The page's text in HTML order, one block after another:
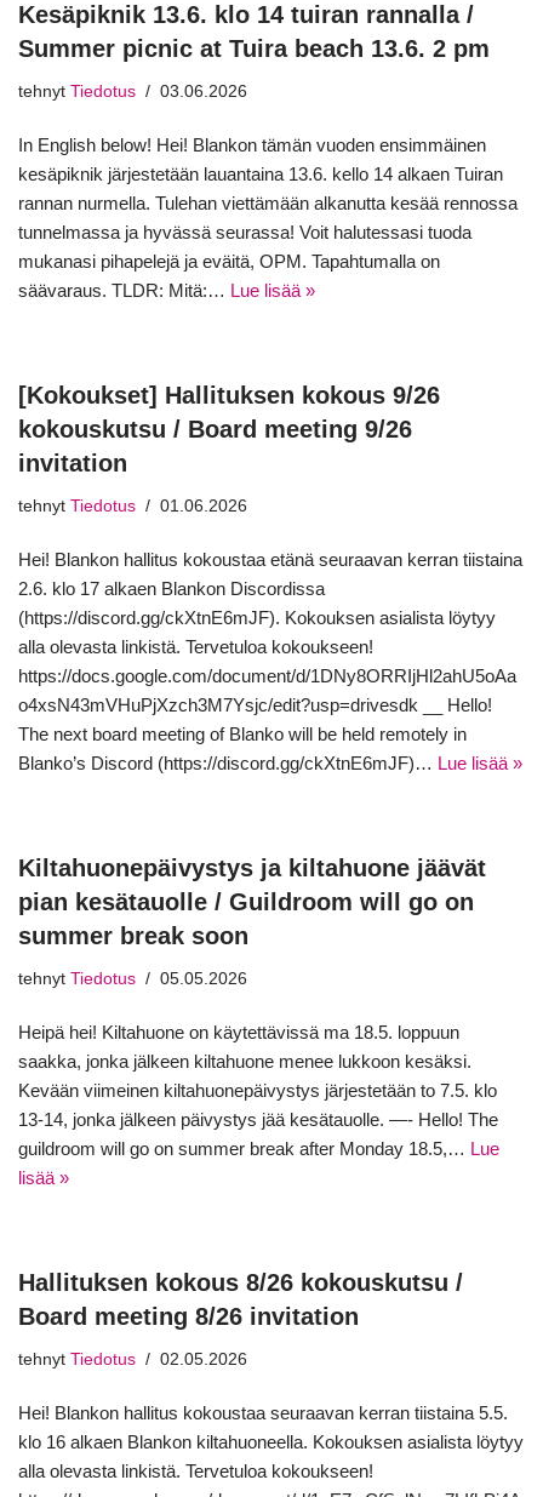
Kesäpiknik 13.6. klo 14 tuiran rannalla /
Summer picnic at Tuira beach 13.6. 2 pm
tehnyt Tiedotus 03.06.2026
In English below! Hei! Blankon tämän vuoden ensimmäinen
kesäpiknik järjestetään lauantaina 13.6. kello 14 alkaen Tuiran
rannan nurmella. Tulehan viettämään alkanutta kesää rennossa
tunnelmassa ja hyvässä seurassa! Voit halutessasi tuoda
mukanasi pihapelejä ja eväitä, OPM. Tapahtumalla on
säävaraus. TLDR: Mitä:… Lue lisää »
[Kokoukset] Hallituksen kokous 9/26
kokouskutsu / Board meeting 9/26
invitation
tehnyt Tiedotus 01.06.2026
Hei! Blankon hallitus kokoustaa etänä seuraavan kerran tiistaina
2.6. klo 17 alkaen Blankon Discordissa
(https://discord.gg/ckXtnE6mJF). Kokouksen asialista löytyy
alla olevasta linkistä. Tervetuloa kokoukseen!
https://docs.google.com/document/d/1DNy8ORRIjHl2ahU5oAa
o4xsN43mVHuPjXzch3M7Ysjc/edit?usp=drivesdk __ Hello!
The next board meeting of Blanko will be held remotely in
Blanko’s Discord (https://discord.gg/ckXtnE6mJF)… Lue lisää »
Kiltahuonepäivystys ja kiltahuone jäävät
pian kesätauolle / Guildroom will go on
summer break soon
tehnyt Tiedotus 05.05.2026
Heipä hei! Kiltahuone on käytettävissä ma 18.5. loppuun
saakka, jonka jälkeen kiltahuone menee lukkoon kesäksi.
Kevään viimeinen kiltahuonepäivystys järjestetään to 7.5. klo
13-14, jonka jälkeen päivystys jää kesätauolle. —- Hello! The
guildroom will go on summer break after Monday 18.5,… Lue
lisää »
Hallituksen kokous 8/26 kokouskutsu /
Board meeting 8/26 invitation
tehnyt Tiedotus 02.05.2026
Hei! Blankon hallitus kokoustaa seuraavan kerran tiistaina 5.5.
klo 16 alkaen Blankon kiltahuoneella. Kokouksen asialista löytyy
alla olevasta linkistä. Tervetuloa kokoukseen!